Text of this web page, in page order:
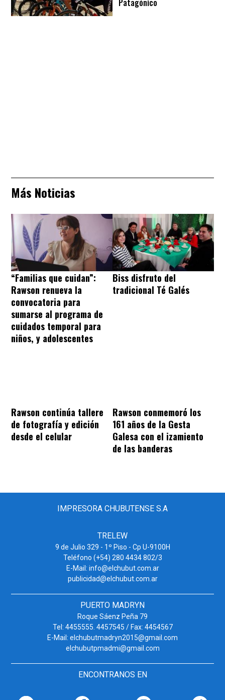
Patagónico
Más Noticias
“Familias que cuidan”:
Rawson renueva la
convocatoria para
sumarse al programa de
cuidados temporal para
niños, y adolescentes
Biss disfruto del
tradicional Té Galés
Rawson continúa tallere
de fotografía y edición
desde el celular
Rawson conmemoró los
161 años de la Gesta
Galesa con el izamiento
de las banderas
IMPRESORA CHUBUTENSE S.A
TRELEW
9 de Julio 329 - 1º Piso - Cp U-9100H
Teléfono (+54) 280 4434 802/3
E-Mail: info@elchubut.com.ar
publicidad@elchubut.com.ar
PUERTO MADRYN
Roque Sáenz Peña 79
Tel: 4455555. 4457545 / Fax: 4454567
E-Mail: elchubutmadryn2015@gmail.com
elchubutpmadmi@gmail.com
ENCONTRANOS EN